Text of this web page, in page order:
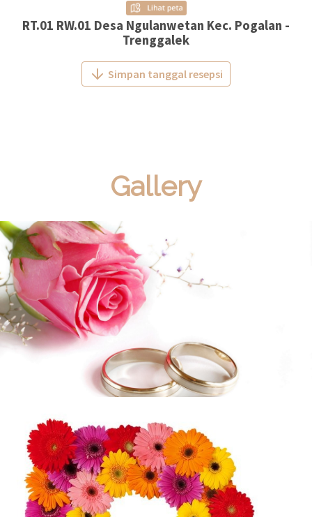
RT.01 RW.01 Desa Ngulanwetan Kec. Pogalan -
Trenggalek
Simpan tanggal resepsi
Gallery